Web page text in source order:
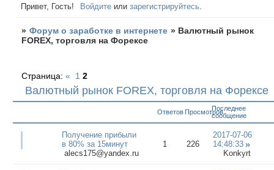
Привет, Гость! Войдите илизарегистрируйтесь
» Форум о заработке в интернете » Валютный рынок
FOREX, торговля на Форексе
Валютный рынок FOREX, торговля на Форексе
Страница:« 1 2
Ответов ПросмотровПоследнее
сообщение
Получение прибыли
в 80% за 15минут
alecs175@yandex.ru
1 226
2017-07-06
14:48:33
Konkyrt